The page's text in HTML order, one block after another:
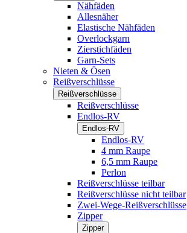
Nähfäden
Allesnäher
Elastische Nähfäden
Overlockgarn
Zierstichfäden
Garn-Sets
Nieten & Ösen
Reißverschlüsse
Reißverschlüsse
Reißverschlüsse
Endlos-RV
Endlos-RV
Endlos-RV
4 mm Raupe
6,5 mm Raupe
Perlon
Reißverschlüsse teilbar
Reißverschlüsse nicht teilbar
Zwei-Wege-Reißverschlüsse
Zipper
Zipper